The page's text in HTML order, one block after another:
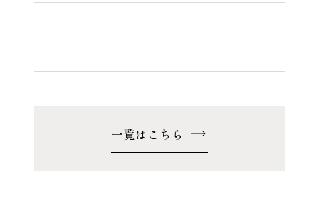
一覧はこちら